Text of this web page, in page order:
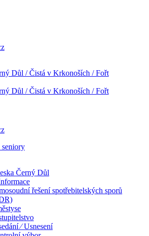
Důl / Čistá v Krkonoších / Fořt
Důl / Čistá v Krkonoších / Fořt
seniory
Černý Důl
řešení spotřebitelských sporů
⁄ Usnesení